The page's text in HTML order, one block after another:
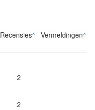
Recensies^ Vermeldingen^
2
2